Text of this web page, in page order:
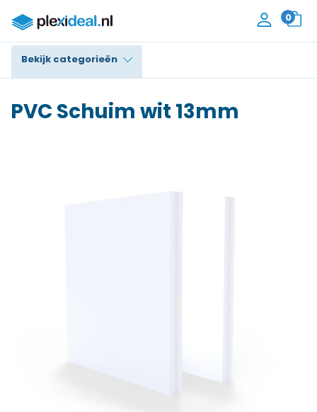
0
Bekijk categorieën
PVC Schuim wit 13mm